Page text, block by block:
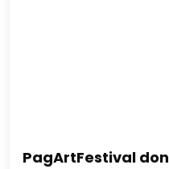
PagArtFestival